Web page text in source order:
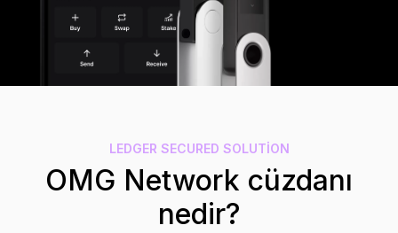
Kurtarma Çözümleri
Sınırlı sayıda
Tüm ürünleri gör
Ledger imzalayıcıları karşılaştırın
LEDGER SECURED SOLUTION
OMG Network cüzdanı
nedir?